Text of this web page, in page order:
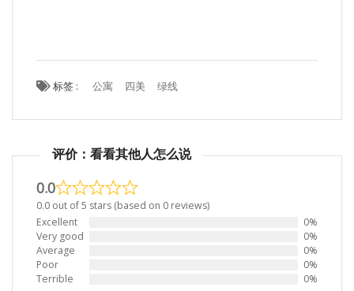
标签 : 公寓 四美 绿线
评价：看看其他人怎么说
0.0
0.0 out of 5 stars (based on 0 reviews)
Excellent
0%
Very good
0%
Average
0%
Poor
0%
Terrible
0%